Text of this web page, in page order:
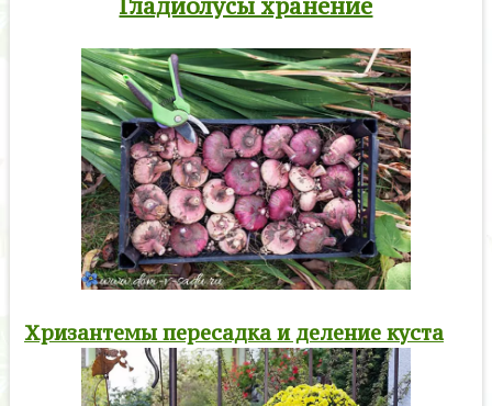
Гладиолусы хранение
Хризантемы пересадка и деление куста